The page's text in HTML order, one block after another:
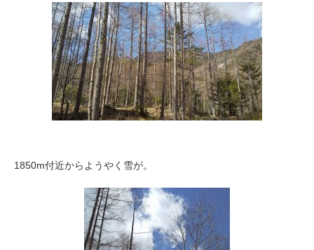
1850m付近からようやく雪が。